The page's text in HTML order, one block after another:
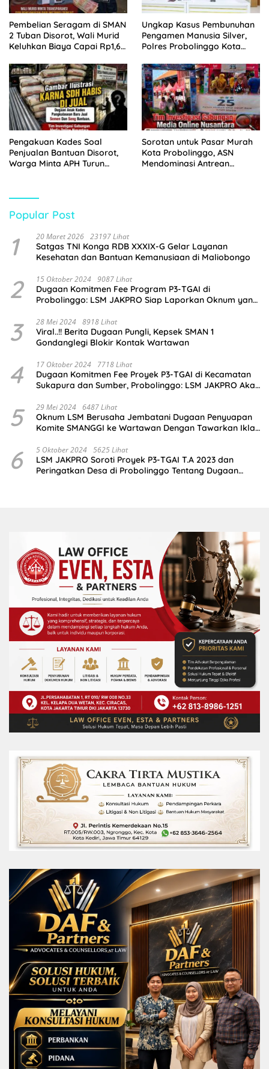
Pembelian Seragam di SMAN
2 Tuban Disorot, Wali Murid
Keluhkan Biaya Capai Rp1,6
Ungkap Kasus Pembunuhan
Pengamen Manusia Silver,
Polres Probolinggo Kota
Pengakuan Kades Soal
Penjualan Bantuan Disorot,
Warga Minta APH Turun
Sorotan untuk Pasar Murah
Kota Probolinggo, ASN
Mendominasi Antrean
Popular Post
1 20 Maret 2026 23197 Lihat
Satgas TNI Konga RDB XXXIX-G Gelar Layanan
Kesehatan dan Bantuan Kemanusiaan di Maliobongo
2 15 Oktober 2024 9087 Lihat
Dugaan Komitmen Fee Program P3-TGAI di
Probolinggo: LSM JAKPRO Siap Laporkan Oknum yang
3 28 Mei 2024 8918 Lihat
Viral..!! Berita Dugaan Pungli, Kepsek SMAN 1
Gondanglegi Blokir Kontak Wartawan
4 17 Oktober 2024 7718 Lihat
Dugaan Komitmen Fee Proyek P3-TGAI di Kecamatan
Sukapura dan Sumber, Probolinggo: LSM JAKPRO Akan
5 29 Mei 2024 6487 Lihat
Oknum LSM Berusaha Jembatani Dugaan Penyuapan
Komite SMANGGI ke Wartawan Dengan Tawarkan Iklan
6 5 Oktober 2024 5625 Lihat
LSM JAKPRO Soroti Proyek P3-TGAI T.A 2023 dan
Peringatkan Desa di Probolinggo Tentang Dugaan